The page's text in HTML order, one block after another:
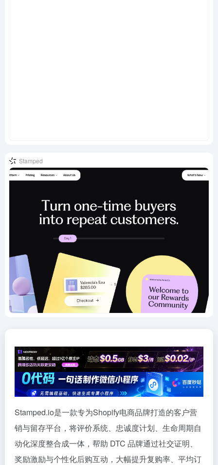
Stamped
Stamped.io是一款专为Shopify电商品牌打造的客户营
销与留存平台，将评价系统、忠诚度计划、生命周期自
动化深度整合成一体，帮助 DTC 品牌通过社交证明、
奖励激励与个性化后购互动，大幅提升复购率、平均订